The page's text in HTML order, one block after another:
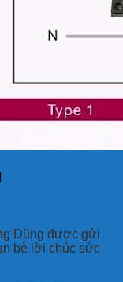
Dũng được gửi
bè lời chúc sức